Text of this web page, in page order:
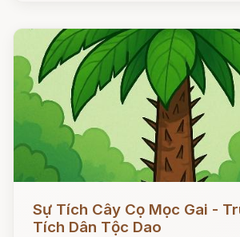
Sự Tích Cây Cọ Mọc Gai -
Tích Dân Tộc Dao